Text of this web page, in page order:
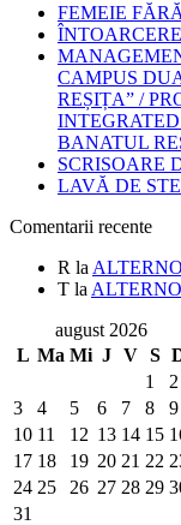
FEMEIE
CAMPUS
REȘIȚA” /
BANATUL
SCRISOARE
LAVĂ DE
Comentarii recente
R la
T la
august 2026
L Ma Mi J V S
1
2
3
4 5 6 7 8
9
10 11 12 13 14 15
17 18 19 20 21 22
24 25 26 27 28 29
31